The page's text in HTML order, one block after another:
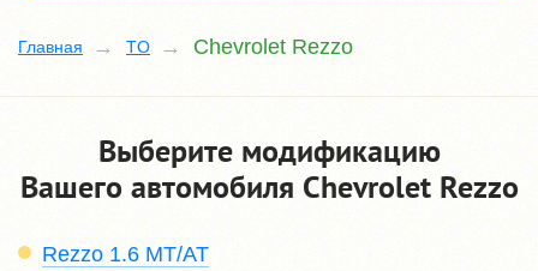
Главная TO Chevrolet Rezzo
Выберите модификацию
Вашего автомобиля Chevrolet Rezzo
Rezzo 1.6 MT/AT